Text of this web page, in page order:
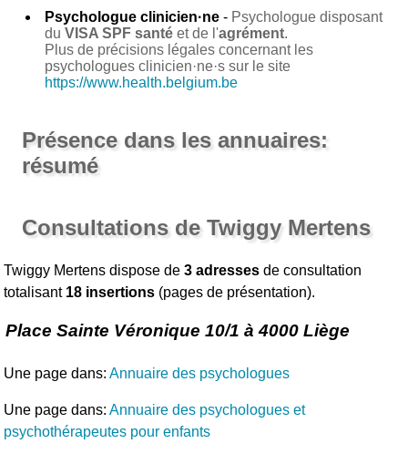
Psychologue clinicien·ne - Psychologue disposant
duVISA SPF santé et de l'agrément.
Plus de précisions légales concernant les
psychologues clinicien·ne·s sur le site
https://www.health.belgium.be
Présence dans les annuaires:
résumé
Consultations de Twiggy Mertens
Twiggy Mertens dispose de3 adresses de consultation
totalisant 18 insertions (pages de présentation).
Place Sainte Véronique 10/1 à 4000 Liège
Une page dans:Annuaire des psychologues
Une page dans:Annuaire des psychologues et
psychothérapeutes pour enfants